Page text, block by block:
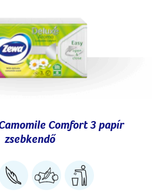
Comfort 3 papír
zsebkendő